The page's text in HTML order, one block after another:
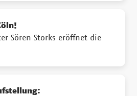
Sören Storks eröffnet die